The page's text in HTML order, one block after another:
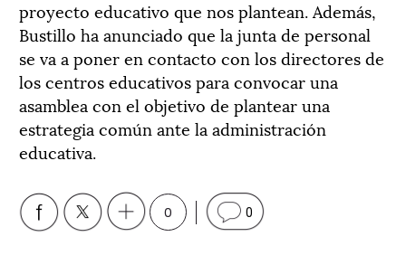
proyecto educativo que nos plantean. Además,
Bustillo ha anunciado que la junta de personal
se va a poner en contacto con los directores de
los centros educativos para convocar una
asamblea con el objetivo de plantear una
estrategia común ante la administración
educativa.
0 0